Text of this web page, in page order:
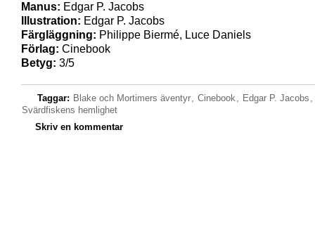
Manus: Edgar P. Jacobs
Illustration: Edgar P. Jacobs
Färgläggning: Philippe Biermé, Luce Daniels
Förlag: Cinebook
Betyg: 3/5
Taggar: Blake och Mortimers äventyr, Cinebook, Edgar P. Jacobs ,
Svärdfiskens hemlighet
Skriv en kommentar